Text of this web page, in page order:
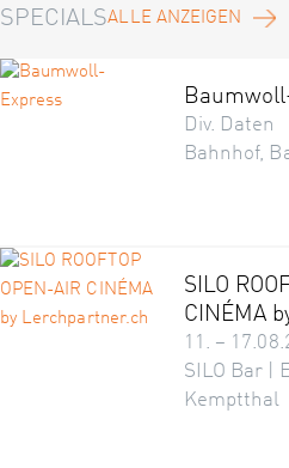
SPECIALSALLE ANZEIGEN
Div. Daten
Bahnhof,
SILO
CINÉMA
11. –
SILO Bar |
Kemptthal